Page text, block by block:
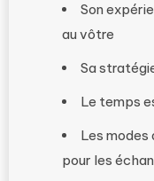
Son
au vôtre
Sa
Le temps
Les modes
pour les